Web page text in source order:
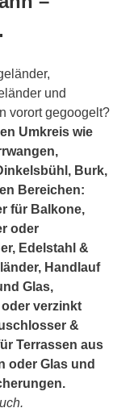
und
vorort gegoogelt?
Umkreis wie
Burk,
Bereichen:
für Balkone,
oder
Edelstahl &
Handlauf
Glas,
verzinkt
&
Terrassen aus
oder Glas und